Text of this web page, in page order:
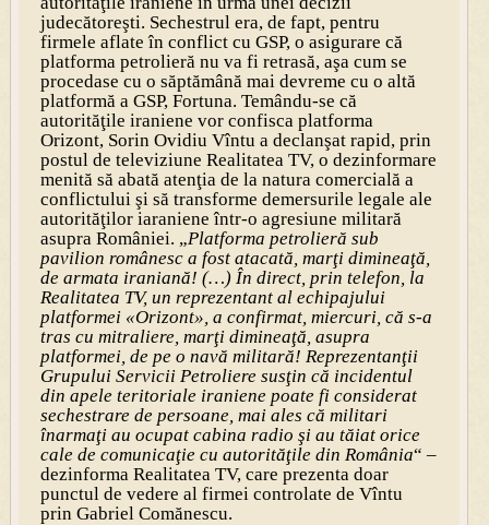
judecătoreşti. Sechestrul era, de fapt, pentru
firmele aflate în conflict cu GSP, o asigurare că
platforma petrolieră nu va fi retrasă, aşa cum se
procedase cu o săptămână mai devreme cu o altă
platformă a GSP, Fortuna. Temându-se că
autorităţile iraniene vor confisca platforma
Orizont, Sorin Ovidiu Vîntu a declanşat rapid, prin
postul de televiziune Realitatea TV, o dezinformare
menită să abată atenţia de la natura comercială a
conflictului şi să transforme demersurile legale ale
autorităţilor iaraniene într-o agresiune militară
asupra României. „Platforma petrolieră sub
pavilion românesc a fost atacată, marţi dimineaţă,
de armata iraniană! (…) În direct, prin telefon, la
Realitatea TV, un reprezentant al echipajului
platformei «Orizont», a confirmat, miercuri, că s-a
tras cu mitraliere, marţi dimineaţă, asupra
platformei, de pe o navă militară! Reprezentanţii
Grupului Servicii Petroliere susţin că incidentul
din apele teritoriale iraniene poate fi considerat
sechestrare de persoane, mai ales că militari
înarmaţi au ocupat cabina radio şi au tăiat orice
cale de comunicaţie cu autorităţile din România“ –
dezinforma Realitatea TV, care prezenta doar
punctul de vedere al firmei controlate de Vîntu
prin Gabriel Comănescu.